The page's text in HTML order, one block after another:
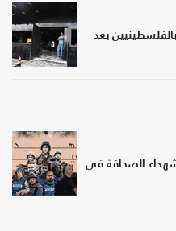
بعد
شهداء الصحافة في